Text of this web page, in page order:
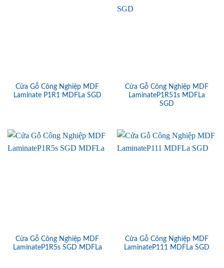
Cửa Gỗ Công Nghiệp MDF
Laminate P1R1 MDFLa SGD
Cửa Gỗ Công Nghiệp MDF
LaminateP1R51s MDFLa
SGD
Cửa Gỗ Công Nghiệp MDF
LaminateP1R5s SGD MDFLa
Cửa Gỗ Công Nghiệp MDF
LaminateP111 MDFLa SGD